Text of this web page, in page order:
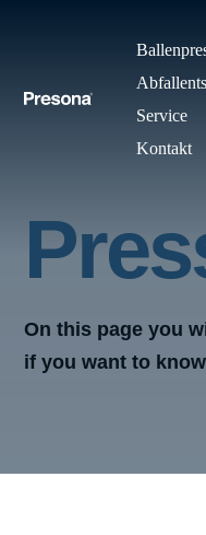
Service
Kontakt
On this page you
if you want to